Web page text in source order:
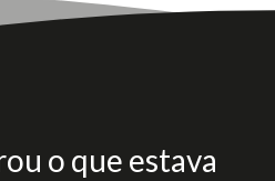
o que estava